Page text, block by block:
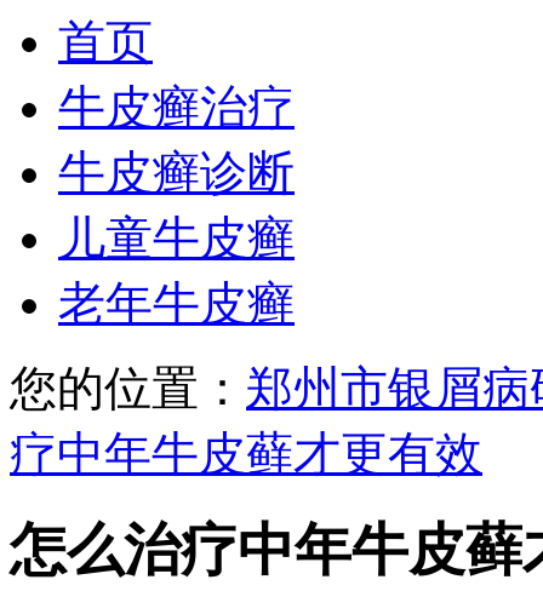
首页
牛皮癣治疗
牛皮癣诊断
儿童牛皮癣
老年牛皮癣
您的位置： 郑州市银屑病
疗中年牛皮藓才更有效
怎么治疗中年牛皮藓